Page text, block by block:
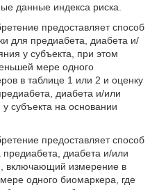
данные индекса риска.
предоставляет способ
для предиабета, диабета и/
у субъекта, при этом
мере одного
в таблице 1 или 2 и оценку
диабета и/или
субъекта на основании
предоставляет способ
предиабета, диабета и/или
включающий измерение в
одного биомаркера, где